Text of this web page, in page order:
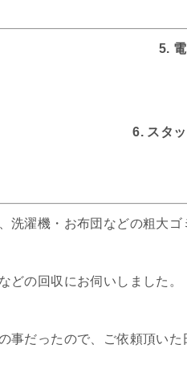
5.
6. スタ
洗濯機・お布団などの粗大ゴ
どの回収にお伺いしました。
事だったので、ご依頼頂いた